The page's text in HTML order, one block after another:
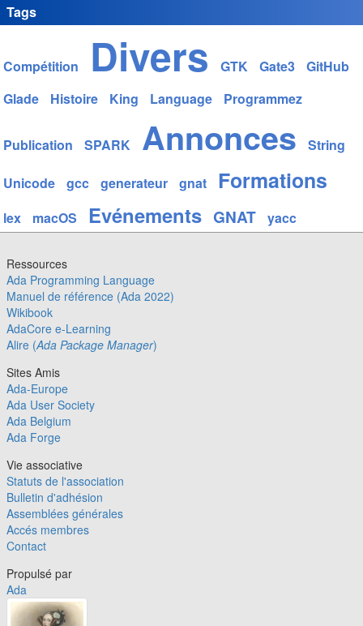
Tags
Compétition Divers GTK Gate3
GitHub
Glade
Histoire King Language Programmez
Publication SPARK Annonces String
Unicode gcc generateur gnat Formations
lex macOS Evénements GNAT yacc
Ressources
Ada Programming Language
Manuel de référence (Ada 2022)
Wikibook
AdaCore e-Learning
Alire (Ada Package Manager)
Sites Amis
Ada-Europe
Ada User Society
Ada Belgium
Ada Forge
Vie associative
Statuts de l'association
Bulletin d'adhésion
Assemblées générales
Accés membres
Contact
Propulsé par
Ada